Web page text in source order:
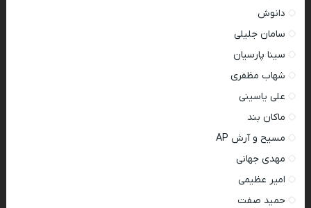
دانوش
سامان جلیلی
سینا پارسیان
شهاب مظفری
علی یاسینی
ماکان بند
مسیح و آرش AP
مهدی جهانی
امیر عظیمی
حمید صفت